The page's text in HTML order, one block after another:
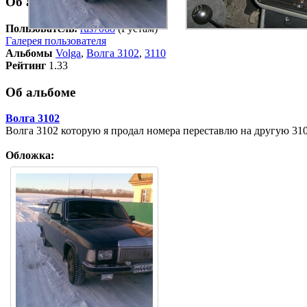
Пользователь: rus7068(Рустам)
Галерея пользователя
Альбомы Volga, Волга 3102, 3110
Рейтинг 1.33
Об альбоме
Волга 3102
Волга 3102 которую я продал номера переставлю на другую
Обложка: